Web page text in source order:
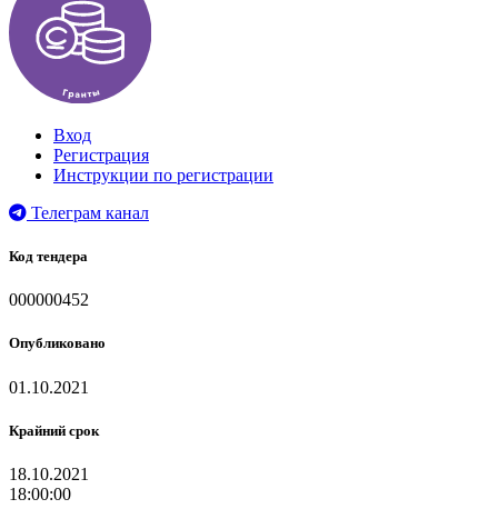
Вход
Регистрация
Инструкции по регистрации
Телеграм канал
Код тендера
000000452
Опубликовано
01.10.2021
Крайний срок
18.10.2021
18:00:00